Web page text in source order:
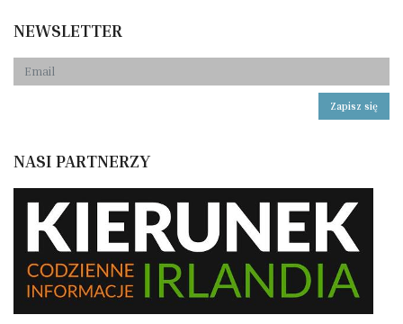
NEWSLETTER
Zapisz się
NASI PARTNERZY